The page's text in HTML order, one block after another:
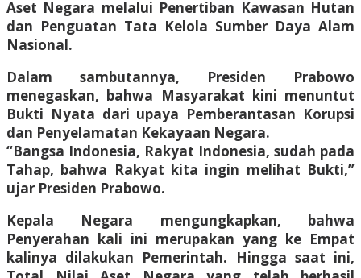
Aset Negara melalui Penertiban Kawasan Hutan
dan Penguatan Tata Kelola Sumber Daya Alam
Nasional.
Dalam sambutannya, Presiden Prabowo
menegaskan, bahwa Masyarakat kini menuntut
Bukti Nyata dari upaya Pemberantasan Korupsi
dan Penyelamatan Kekayaan Negara.
“Bangsa Indonesia, Rakyat Indonesia, sudah pada
Tahap, bahwa Rakyat kita ingin melihat Bukti,”
ujar Presiden Prabowo.
Kepala Negara mengungkapkan, bahwa
Penyerahan kali ini merupakan yang ke Empat
kalinya dilakukan Pemerintah. Hingga saat ini,